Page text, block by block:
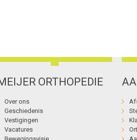
ORTHOPEDIE
Over ons
Geschiedenis
Vestigingen
Vacatures